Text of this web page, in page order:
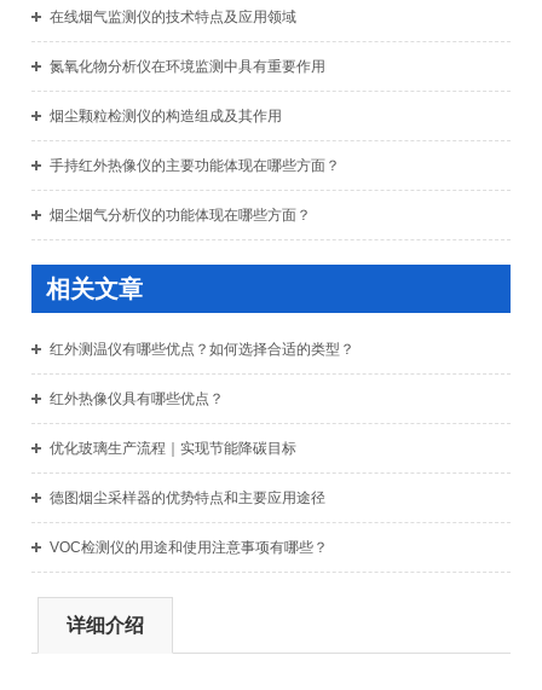
在线烟气监测仪的技术特点及应用领域
氮氧化物分析仪在环境监测中具有重要作用
烟尘颗粒检测仪的构造组成及其作用
手持红外热像仪的主要功能体现在哪些方面？
烟尘烟气分析仪的功能体现在哪些方面？
相关文章
红外测温仪有哪些优点？如何选择合适的类型？
红外热像仪具有哪些优点？
优化玻璃生产流程｜实现节能降碳目标
德图烟尘采样器的优势特点和主要应用途径
VOC检测仪的用途和使用注意事项有哪些？
详细介绍